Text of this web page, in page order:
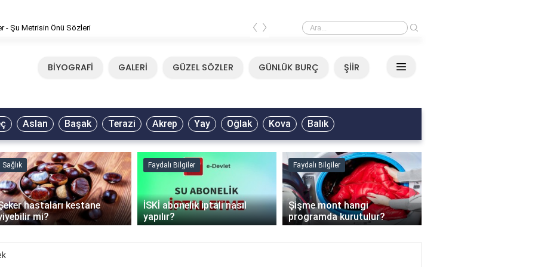
- Şu Metrisin Önü Sözleri Mirkelam - Tavla Sözleri
‹ ›
BİYOGRAFİ GALERİ GÜZEL SÖZLER GÜNLÜK BURÇ ŞİİR
Aslan Başak Terazi Akrep Yay Oğlak Kova Balık
Sağlık
hastaları kestane
mi?
Faydalı Bilgiler
İSKİ abonelik iptali nasıl
yapılır?
Faydalı Bilgiler
Şişme mont hangi
programda kurutulur?
›